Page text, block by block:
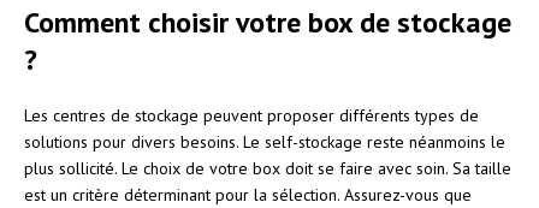
Comment choisir votre box de stockage
?
Les centres de stockage peuvent proposer différents types de
solutions pour divers besoins. Le self-stockage reste néanmoins le
plus sollicité. Le choix de votre box doit se faire avec soin. Sa taille
est un critère déterminant pour la sélection. Assurez-vous que